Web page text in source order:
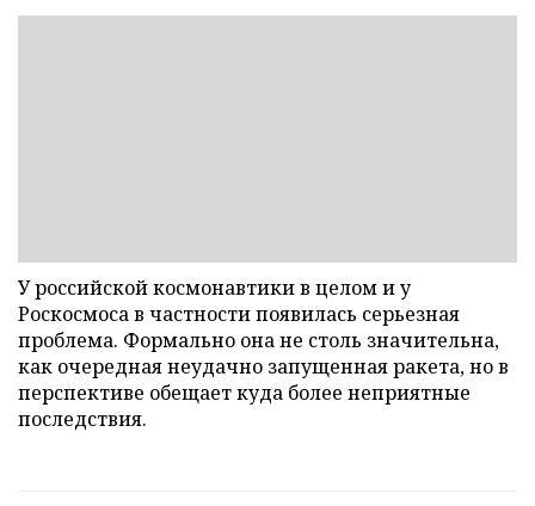
У российской космонавтики в целом и у
Роскосмоса в частности появилась серьезная
проблема. Формально она не столь значительна,
как очередная неудачно запущенная ракета, но в
перспективе обещает куда более неприятные
последствия.